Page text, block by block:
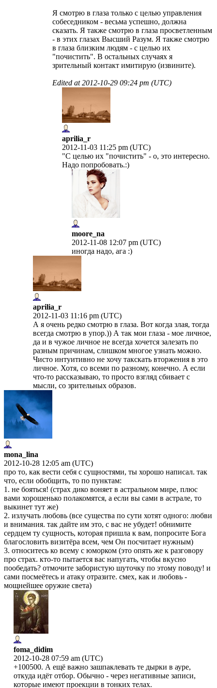
Я смотрю в глаза только с целью управления
собеседником - весьма успешно, должна
сказать. Я также смотрю в глаза просветленным
- в этих глазах Высший Разум. Я также смотрю
в глаза близким людям - с целью их
"почистить". В остальных случаях я
зрительный контакт имитирую (извините).
Edited at2012-10-29 09:24 pm (UTC)
aprilia_r
2012-11-03 11:25 pm (UTC)
"С целью их "почистить" - о, это интересно.
Надо попробовать.:)
moore_na
2012-11-08 12:07 pm (UTC)
иногда надо, ага :)
aprilia_r
2012-11-03 11:16 pm (UTC)
А я очень редко смотрю в глаза. Вот когда злая, тогда
всегда смотрю в упор.)) А так мои глаза - мое личное,
да и в чужое личное не всегда хочется залезать по
разным причинам, слишком многое узнать можно.
Чисто интуитивно не хочу такскать вторжения в это
личное. Хотя, со всеми по разному, конечно. А если
что-то рассказываю, то просто взгляд сбивает с
мысли, со зрительных образов.
mona_lina
2012-10-28 12:05 am (UTC)
про то, как вести себя с сущностями, ты хорошо написал. так
что, если обобщить, то по пунктам:
1. не бояться! (страх дико воняет в астральном мире, плюс
вами хорошенько полакомятся, а если вы сами в астрале, то
выкинет тут же)
2. излучать любовь (все существа по сути хотят одного: любви
и внимания. так дайте им это, с вас не убудет! обнимите
сердцем ту сущность, которая пришла к вам, попросите Бога
благословить визитёра всем, чем Он посчитает нужным)
3. относитесь ко всему с юморком (это опять же к разговору
про страх. кто-то пытается вас напугать, чтобы вкусно
пообедать? отмочите забористую шуточку по этому поводу! и
сами посмеётесь и атаку отразите. смех, как и любовь -
мощнейшее оружие света)
foma_didim
2012-10-28 07:59 am (UTC)
+100500. А ещё важно зашпаклевать те дырки в ауре,
откуда идёт отбор. Обычно - через негативные записи,
которые имеют проекции в тонких телах.